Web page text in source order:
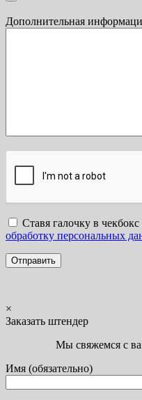
Дополнительная
Ставя галочку в
обработку персональных
×
Заказать штендер
Мы свяжемся с
Имя (обязательно)